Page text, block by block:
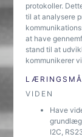
protokoller.
til at analysere
at have
stand til at
kommunikerer
VIDEN
Have
I2C,